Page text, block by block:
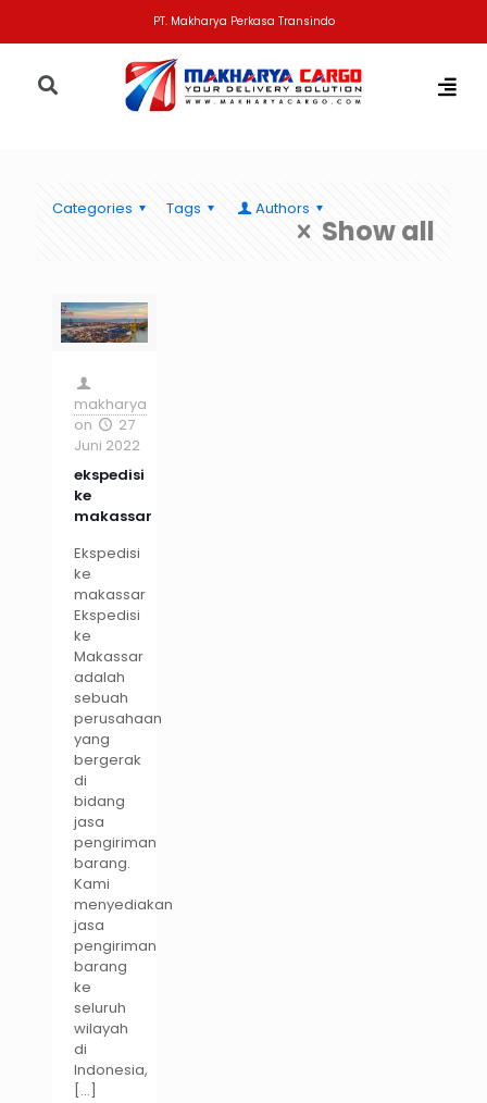
PT. Makharya Perkasa Transindo
Categories Tags Authors
Show all
makharya
on
27
Juni 2022
ekspedisi
ke
makassar
Ekspedisi
ke
makassar
Ekspedisi
ke
Makassar
adalah
sebuah
perusahaan
yang
bergerak
di
bidang
jasa
pengiriman
barang.
Kami
menyediakan
jasa
pengiriman
barang
ke
seluruh
wilayah
di
Indonesia,
[…]